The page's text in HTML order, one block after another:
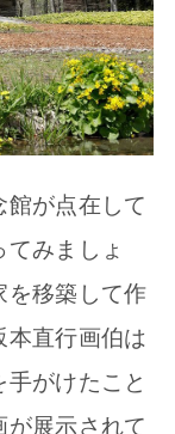
館が点在して
みましょ
を移築して作
本直行画伯は
手がけたこと
展示されて